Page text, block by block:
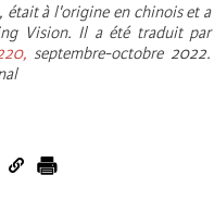
était à l'origine en chinois et a
Vision. Il a été traduit par
septembre-octobre 2022.